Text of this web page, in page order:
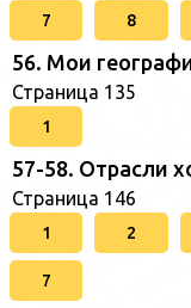
7 8
56. Мои
Страница 135
1
57-58. Отрасли
Страница 146
1 2
7